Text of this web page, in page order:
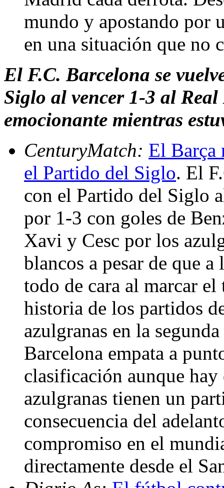
mundo y apostando por
en una situación que
El F.C. Barcelona se
Siglo al vencer 1-3 al
emocionante mientras
CenturyMatch: El Barça
el Partido del Siglo. El
con el Partido del Siglo
por 1-3 con goles de
Xavi y Cesc por los
blancos a pesar de que
todo de cara al marcar
historia de los partidos
azulgranas en la
Barcelona empata a
clasificación aunque hay
azulgranas tienen un
consecuencia del
compromiso en el
directamente desde el